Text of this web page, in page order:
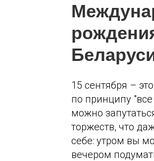
15 сентября –
по принципу
можно
торжеств, что
себе: утром вы
вечером